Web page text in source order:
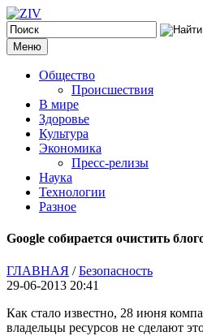
Меню
Общество
Происшествия
В мире
Здоровье
Культура
Экономика
Пресс-релизы
Наука
Технологии
Разное
Google собирается очистить
ГЛАВНАЯ /Безопасность
29-06-2013 20:41
Как стало известно, 28 июня
владельцы ресурсов не сделают